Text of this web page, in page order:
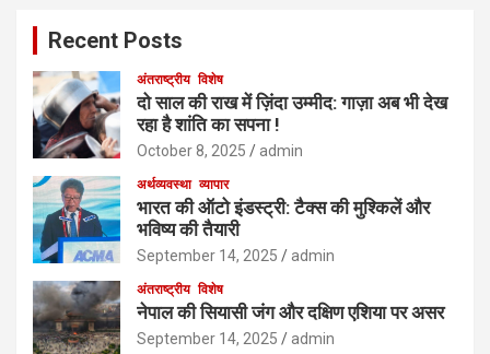
Recent Posts
अंतराष्ट्रीय विशेष
दो साल की राख में ज़िंदा उम्मीद: गाज़ा अब भी देख
रहा है शांति का सपना !
October 8, 2025 admin
अर्थव्यवस्था व्यापार
भारत की ऑटो इंडस्ट्री: टैक्स की मुश्किलें और
भविष्य की तैयारी
September 14, 2025 admin
अंतराष्ट्रीय विशेष
नेपाल की सियासी जंग और दक्षिण एशिया पर असर
September 14, 2025 admin